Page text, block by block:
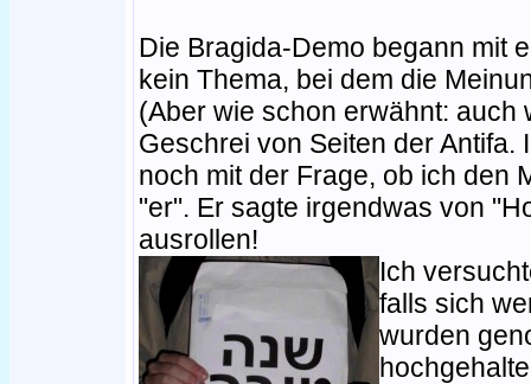
Die Bragida-Demo begann mit
kein Thema, bei dem die
(Aber wie schon erwähnt: auch
Geschrei von Seiten der
noch mit der Frage, ob ich den
"er". Er sagte irgendwas von
ausrollen!
Ich
falls sich
wurden